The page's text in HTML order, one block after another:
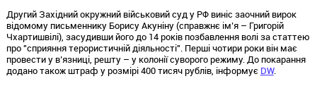
Другий Західний окружний військовий суд у РФ виніс заочний вирок
відомому письменнику Борису Акуніну (справжнє ім’я – Григорій
Чхартишвілі), засудивши його до 14 років позбавлення волі за статтею
про "сприяння терористичній діяльності". Перші чотири роки він має
провести у в’язниці, решту – у колонії суворого режиму. До покарання
додано також штраф у розмірі 400 тисяч рублів, інформує DW.